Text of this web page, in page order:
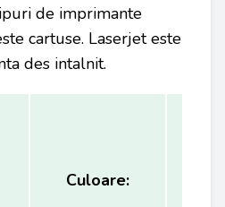
de imprimante
cartuse. Laserjet este
des intalnit.
Culoare: